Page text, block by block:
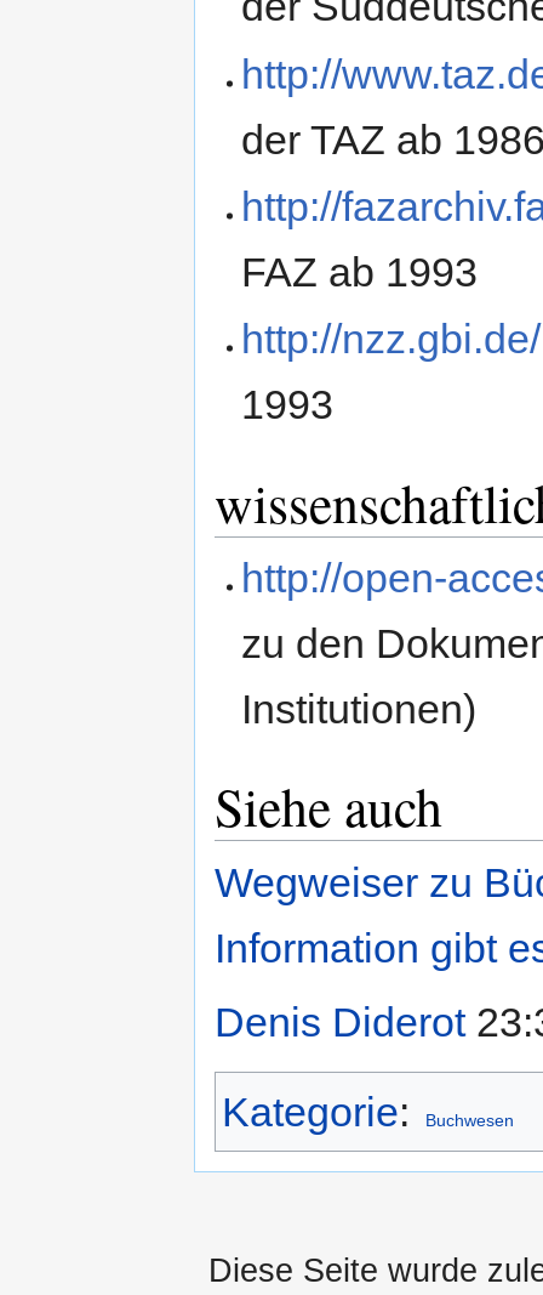
http://
der TAZ ab
http://
FAZ ab 1993
http://
1993
http://open-
zu den
Institutionen)
Siehe auch
Wegweiser zu
Information gibt
Denis Diderot
Kategorie: Buchwesen
Diese Seite wurde